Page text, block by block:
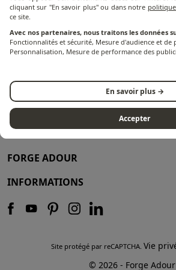
FORGE ADOUR
INFORMATIONS
Site protégé par reCAPTCHA. Vie
© 2026 - Forge Adour
cliquant sur "En savoir plus" ou dans notre
ce site.
Avec nos partenaires, nous traitons les données
Fonctionnalités et sécurité, Mesure d'audience et de
Personnalisation, Mesure de performance des
En savoir plus →
Accepter